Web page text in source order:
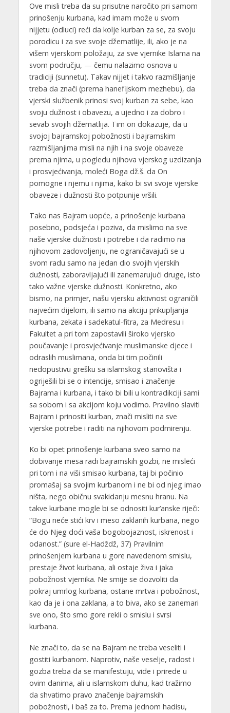
Ove misli treba da su prisutne naročito pri samom
prinošenju kurbana, kad imam može u svom
nijjetu (odluci) reći da kolje kurban za se, za svoju
porodicu i za sve svoje džematlije, ili, ako je na
višem vjerskom položaju, za sve vjernike Islama na
svom području, — čemu nalazimo osnova u
tradiciji (sunnetu). Takav nijjet i takvo razmišljanje
treba da znači (prema hanefijskom mezhebu), da
vjerski službenik prinosi svoj kurban za sebe, kao
svoju dužnost i obavezu, a ujedno i za dobro i
sevab svojih džematlija. Tim on dokazuje, da u
svojoj bajramskoj pobožnosti i bajramskim
razmišljanjima misli na njih i na svoje obaveze
prema njima, u pogledu njihova vjerskog uzdizanja
i prosvjećivanja, moleći Boga dž.š. da On
pomogne i njemu i njima, kako bi svi svoje vjerske
obaveze i dužnosti što potpunije vršili.
Tako nas Bajram uopće, a prinošenje kurbana
posebno, podsjeća i poziva, da mislimo na sve
naše vjerske dužnosti i potrebe i da radimo na
njihovom zadovoljenju, ne ograničavajući se u
svom radu samo na jedan dio svojih vjerskih
dužnosti, zaboravljajući ili zanemarujući druge, isto
tako važne vjerske dužnosti. Konkretno, ako
bismo, na primjer, našu vjersku aktivnost ograničili
najvećim dijelom, ili samo na akciju prikupljanja
kurbana, zekata i sadekatul-fitra, za Medresu i
Fakultet a pri tom zapostavili široko vjersko
poučavanje i prosvjećivanje muslimanske djece i
odraslih muslimana, onda bi tim počinili
nedopustivu grešku sa islamskog stanovišta i
ogriješili bi se o intencije, smisao i značenje
Bajrama i kurbana, i tako bi bili u kontradikciji sami
sa sobom i sa akcijom koju vodimo. Pravilno slaviti
Bajram i prinositi kurban, znači misliti na sve
vjerske potrebe i raditi na njihovom podmirenju.
Ko bi opet prinošenje kurbana sveo samo na
dobivanje mesa radi bajramskih gozbi, ne misleći
pri tom i na viši smisao kurbana, taj bi počinio
promašaj sa svojim kurbanom i ne bi od njeg imao
ništa, nego običnu svakidanju mesnu hranu. Na
takve kurbane mogle bi se odnositi kur’anske riječi:
“Bogu neće stići krv i meso zaklanih kurbana, nego
će do Njeg doći vaša bogobojaznost, iskrenost i
odanost.” (sure el-Hadždž, 37) Pravilnim
prinošenjem kurbana u gore navedenom smislu,
prestaje život kurbana, ali ostaje živa i jaka
pobožnost vjernika. Ne smije se dozvoliti da
pokraj umrlog kurbana, ostane mrtva i pobožnost,
kao da je i ona zaklana, a to biva, ako se zanemari
sve ono, što smo gore rekli o smislu i svrsi
kurbana.
Ne znači to, da se na Bajram ne treba veseliti i
gostiti kurbanom. Naprotiv, naše veselje, radost i
gozba treba da se manifestuju, vide i prirede u
ovim danima, ali u islamskom duhu, kad tražimo
da shvatimo pravo značenje bajramskih
pobožnosti, i baš za to. Prema jednom hadisu,